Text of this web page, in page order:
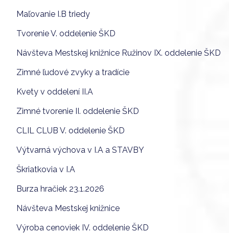
Maľovanie I.B triedy
Tvorenie V. oddelenie ŠKD
Návšteva Mestskej knižnice Ružinov IX. oddelenie ŠKD
Zimné ľudové zvyky a tradície
Kvety v oddelení II.A
Zimné tvorenie II. oddelenie ŠKD
CLIL CLUB V. oddelenie ŠKD
Výtvarná výchova v I.A a STAVBY
Škriatkovia v I.A
Burza hračiek 23.1.2026
Návšteva Mestskej knižnice
Výroba cenoviek IV. oddelenie ŠKD